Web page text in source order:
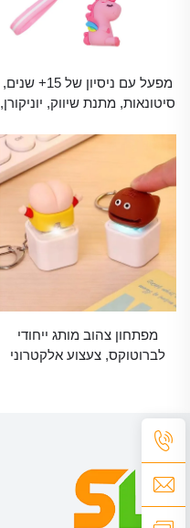
מפעל עם ניסיון של 15+ שנים,
סיטונאות, מתנת שיווק, יוניקורן,
גומי, מפתחונים, שרשראות
מפתחות לבנות
מפתחון צהוב מותג ייחודי
לברוטוקס, צעצוע אלקטרוני